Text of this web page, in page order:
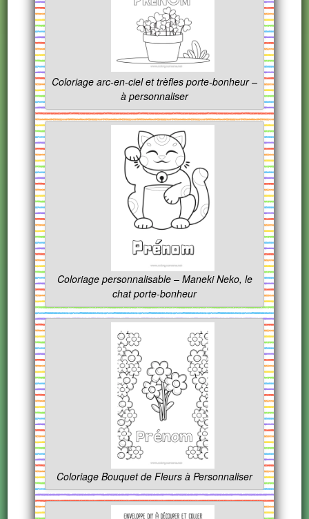
Coloriage arc-en-ciel et trèfles porte-bonheur –
à personnaliser
Coloriage personnalisable – Maneki Neko, le
chat porte-bonheur
Coloriage Bouquet de Fleurs à Personnaliser